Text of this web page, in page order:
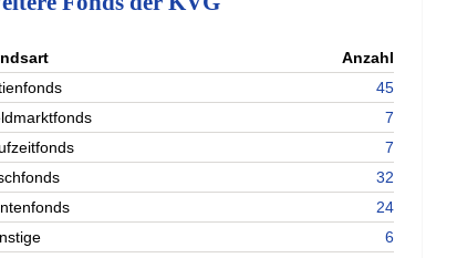
Anzahl
45
7
7
32
24
6